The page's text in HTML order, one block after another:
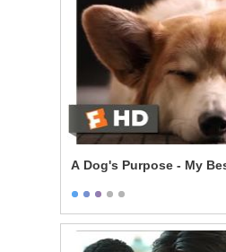
A Dog's Purpose - My